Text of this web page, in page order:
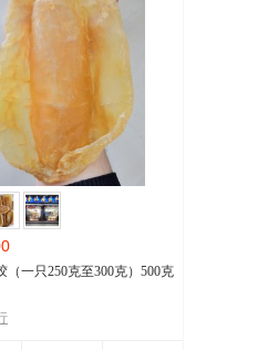
（一只250克至300克）500克